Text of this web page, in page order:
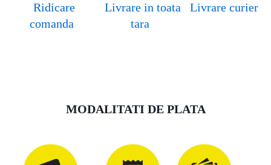
Ridicare
comanda
Livrare in toata
tara
Livrare curier
MODALITATI DE PLATA